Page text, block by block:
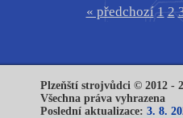
« předchozí 1 2
Plzeňští strojvůdci © 2012 -
Všechna práva vyhrazena
Poslední aktualizace: 3. 8.